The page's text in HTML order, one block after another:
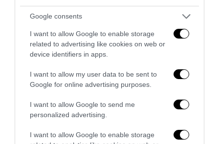
Google consents
I want to allow Google to enable storage
related to advertising like cookies on web or
device identifiers in apps.
I want to allow my user data to be sent to
Google for online advertising purposes.
I want to allow Google to send me
personalized advertising.
I want to allow Google to enable storage